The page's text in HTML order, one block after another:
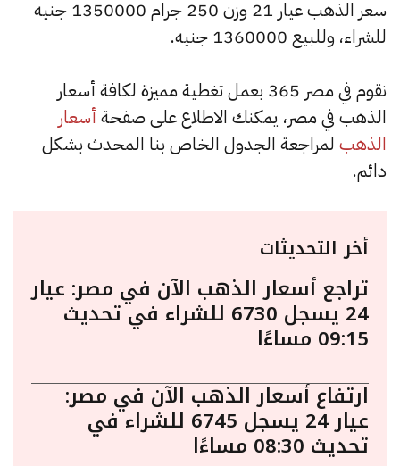
سعر الذهب عيار 21 وزن 250 جرام 1350000 جنيه
للشراء، وللبيع 1360000 جنيه.
نقوم في مصر 365 بعمل تغطية مميزة لكافة أسعار
الذهب في مصر، يمكنك الاطلاع على صفحة أسعار
الذهب لمراجعة الجدول الخاص بنا المحدث بشكل
دائم.
أخر التحديثات
تراجع أسعار الذهب الآن في مصر: عيار
24 يسجل 6730 للشراء في تحديث
09:15 مساءًا
ارتفاع أسعار الذهب الآن في مصر:
عيار 24 يسجل 6745 للشراء في
تحديث 08:30 مساءًا